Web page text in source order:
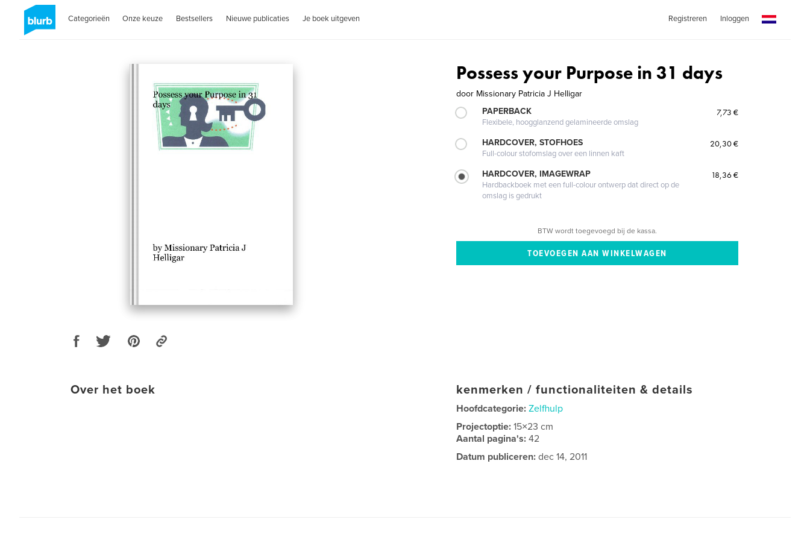
Categorieën Onze keuze Bestsellers Nieuwe publicaties Je boek uitgeven Registreren Inloggen
Possess your Purpose in 31 days
door Missionary Patricia J Helligar
PAPERBACK
Flexibele, hoogglanzend gelamineerde omslag
7,73 €
HARDCOVER, STOFHOES
Full-colour stofomslag over een linnen kaft
20,30 €
HARDCOVER, IMAGEWRAP
Hardbackboek met een full-colour ontwerp dat direct op de
omslag is gedrukt
18,36 €
BTW wordt toegevoegd bij de kassa.
Over het boek kenmerken / functionaliteiten & details
Hoofdcategorie: Zelfhulp
Projectoptie:15×23 cm
Aantal pagina's:42
Datum publiceren: dec 14, 2011